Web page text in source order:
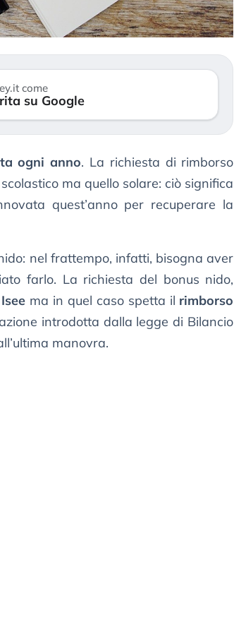
come
su Google
ogni anno. La richiesta di rimborso
ma quello solare: ciò significa
quest’anno per recuperare la
nel frattempo, infatti, bisogna aver
farlo. La richiesta del bonus nido,
ma in quel caso spetta il rimborso
introdotta dalla legge di Bilancio
manovra.
«La mia vita è rovinata». Investitori
in preda al panico dopo lo scoppio
della bolla AI
Kospi, mentre gli investitori retail (…)
30 luglio 2026